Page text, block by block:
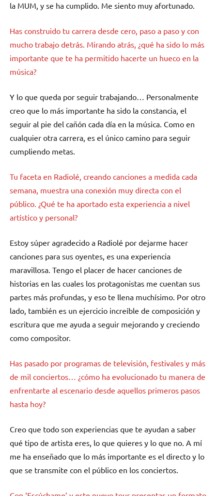
la MUM, y se ha cumplido. Me siento muy afortunado.
Has construido tu carrera desde cero, paso a paso y con
mucho trabajo detrás. Mirando atrás, ¿qué ha sido lo más
importante que te ha permitido hacerte un hueco en la
música?
Y lo que queda por seguir trabajando… Personalmente
creo que lo más importante ha sido la constancia, el
seguir al pie del cañón cada día en la música. Como en
cualquier otra carrera, es el único camino para seguir
cumpliendo metas.
Tu faceta en Radiolé, creando canciones a medida cada
semana, muestra una conexión muy directa con el
público. ¿Qué te ha aportado esta experiencia a nivel
artístico y personal?
Estoy súper agradecido a Radiolé por dejarme hacer
canciones para sus oyentes, es una experiencia
maravillosa. Tengo el placer de hacer canciones de
historias en las cuales los protagonistas me cuentan sus
partes más profundas, y eso te llena muchísimo. Por otro
lado, también es un ejercicio increíble de composición y
escritura que me ayuda a seguir mejorando y creciendo
como compositor.
Has pasado por programas de televisión, festivales y más
de mil conciertos… ¿cómo ha evolucionado tu manera de
enfrentarte al escenario desde aquellos primeros pasos
hasta hoy?
Creo que todo son experiencias que te ayudan a saber
qué tipo de artista eres, lo que quieres y lo que no. A mí
me ha enseñado que lo más importante es el directo y lo
que se transmite con el público en los conciertos.